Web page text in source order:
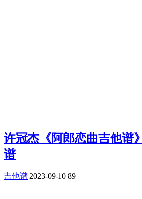
许冠杰《阿郎恋曲吉他谱
谱
吉他谱 2023-09-10 89